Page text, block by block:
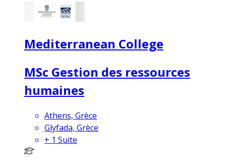
Mediterranean College
MSc Gestion des ressources
humaines
Athens, Grèce
Glyfada, Grèce
+ 1 Suite